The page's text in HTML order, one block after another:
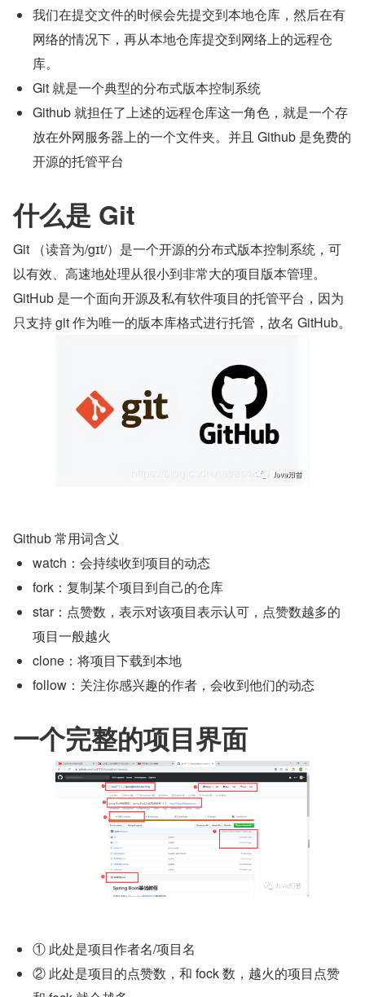
我们在提交文件的时候会先提交到本地仓库，然后在有
网络的情况下，再从本地仓库提交到网络上的远程仓
库。
Git 就是一个典型的分布式版本控制系统
Github 就担任了上述的远程仓库这一角色，就是一个存
放在外网服务器上的一个文件夹。并且 Github 是免费的
开源的托管平台
什么是 Git
Git （读音为/gɪt/）是一个开源的分布式版本控制系统，可
以有效、高速地处理从很小到非常大的项目版本管理。
GitHub 是一个面向开源及私有软件项目的托管平台，因为
只支持 git 作为唯一的版本库格式进行托管，故名 GitHub。
Github 常用词含义
watch：会持续收到项目的动态
fork：复制某个项目到自己的仓库
star：点赞数，表示对该项目表示认可，点赞数越多的
项目一般越火
clone：将项目下载到本地
follow：关注你感兴趣的作者，会收到他们的动态
一个完整的项目界面
① 此处是项目作者名/项目名
② 此处是项目的点赞数，和 fock 数，越火的项目点赞